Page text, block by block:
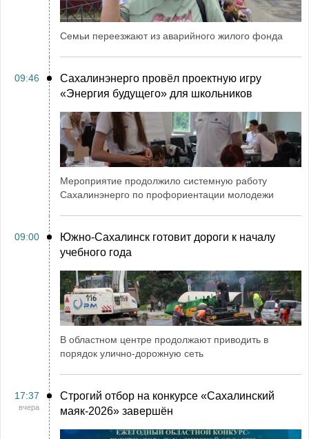
Семьи переезжают из аварийного жилого фонда
09:46
Сахалинэнерго провёл проектную игру
«Энергия будущего» для школьников
Мероприятие продолжило системную работу
Сахалинэнерго по профориентации молодежи
09:00
Южно-Сахалинск готовит дороги к началу
учебного года
В областном центре продолжают приводить в
порядок улично-дорожную сеть
17:37
вчера
Строгий отбор на конкурсе «Сахалинский
маяк‑2026» завершён